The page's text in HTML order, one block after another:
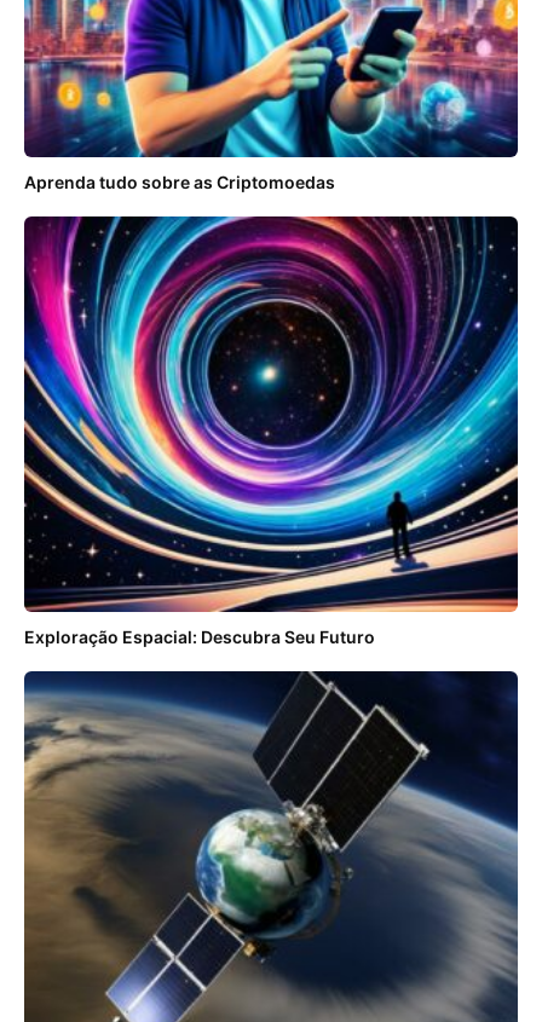
Aprenda tudo sobre as Criptomoedas
Exploração Espacial: Descubra Seu Futuro